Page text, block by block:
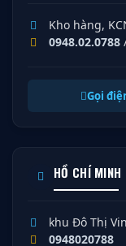
Kho hàng,
0948.02.0788
Gọi
HỒ CHÍ MINH
khu Đô Thị
0948020788